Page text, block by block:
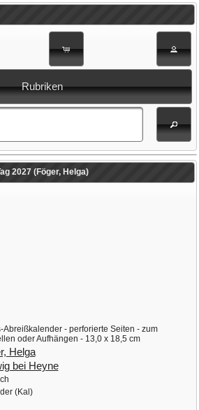
Rubriken
2027 (Föger, Helga)
Abreißkalender - perforierte Seiten - zum
oder Aufhängen - 13,0 x 18,5 cm
Helga
bei Heyne
(Kal)